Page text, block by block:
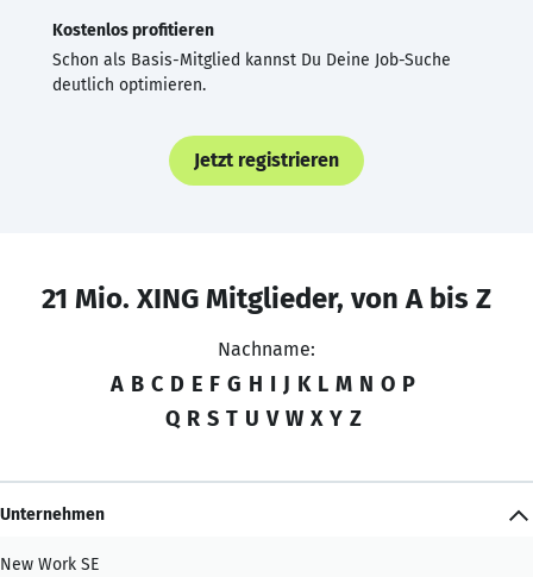
Kostenlos profitieren
Schon als Basis-Mitglied kannst Du Deine Job-Suche
deutlich optimieren.
Jetzt registrieren
21 Mio. XING Mitglieder, von A bis Z
Nachname:
A B C D E F G H I J K L M N O P
Q R S T U V W X Y Z
Unternehmen
New Work SE